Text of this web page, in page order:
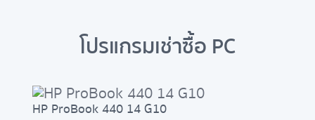
โปรแกรมเช่าซื้อ PC
HP ProBook 440 14 G10